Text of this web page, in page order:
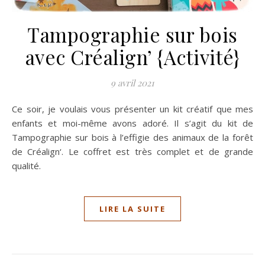
Tampographie sur bois
avec Créalign’ {Activité}
9 avril 2021
Ce soir, je voulais vous présenter un kit créatif que mes
enfants et moi-même avons adoré. Il s’agit du kit de
Tampographie sur bois à l’effigie des animaux de la forêt
de Créalign‘. Le coffret est très complet et de grande
qualité.
LIRE LA SUITE